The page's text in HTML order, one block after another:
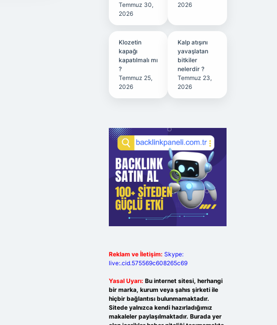
Temmuz 30,
2026
2026
Klozetin
kapağı
kapatılmalı mı
?
Temmuz 25,
2026
Kalp atışını
yavaşlatan
bitkiler
nelerdir ?
Temmuz 23,
2026
Reklam ve İletişim: Skype:
live:.cid.575569c608265c69
Yasal Uyarı: Bu internet sitesi, herhangi
bir marka, kurum veya şahıs şirketi ile
hiçbir bağlantısı bulunmamaktadır.
Sitede yalnızca kendi hazırladığımız
makaleler paylaşılmaktadır. Burada yer